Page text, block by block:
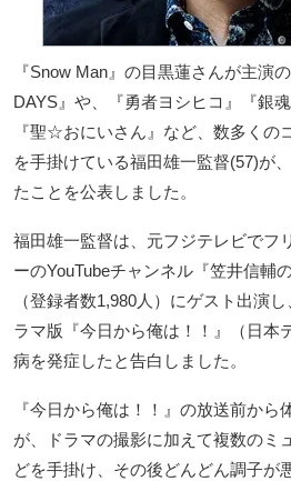
『Snow Man』の目黒蓮さんが主演
DAYS』や、『勇者ヨシヒコ』『銀
『聖☆おにいさん』など、数多くの
を手掛けている福田雄一監督(57)が
たことを公表しました。
福田雄一監督は、元フジテレビでフ
ーのYouTubeチャンネル『笠井信輔
（登録者数1,980人）にゲスト出演
ラマ版『今日から俺は！！』（日本
病を発症したと告白しました。
『今日から俺は！！』の放送前から
が、ドラマの撮影に加えて複数のミ
どを手掛け、その後どんどん調子が